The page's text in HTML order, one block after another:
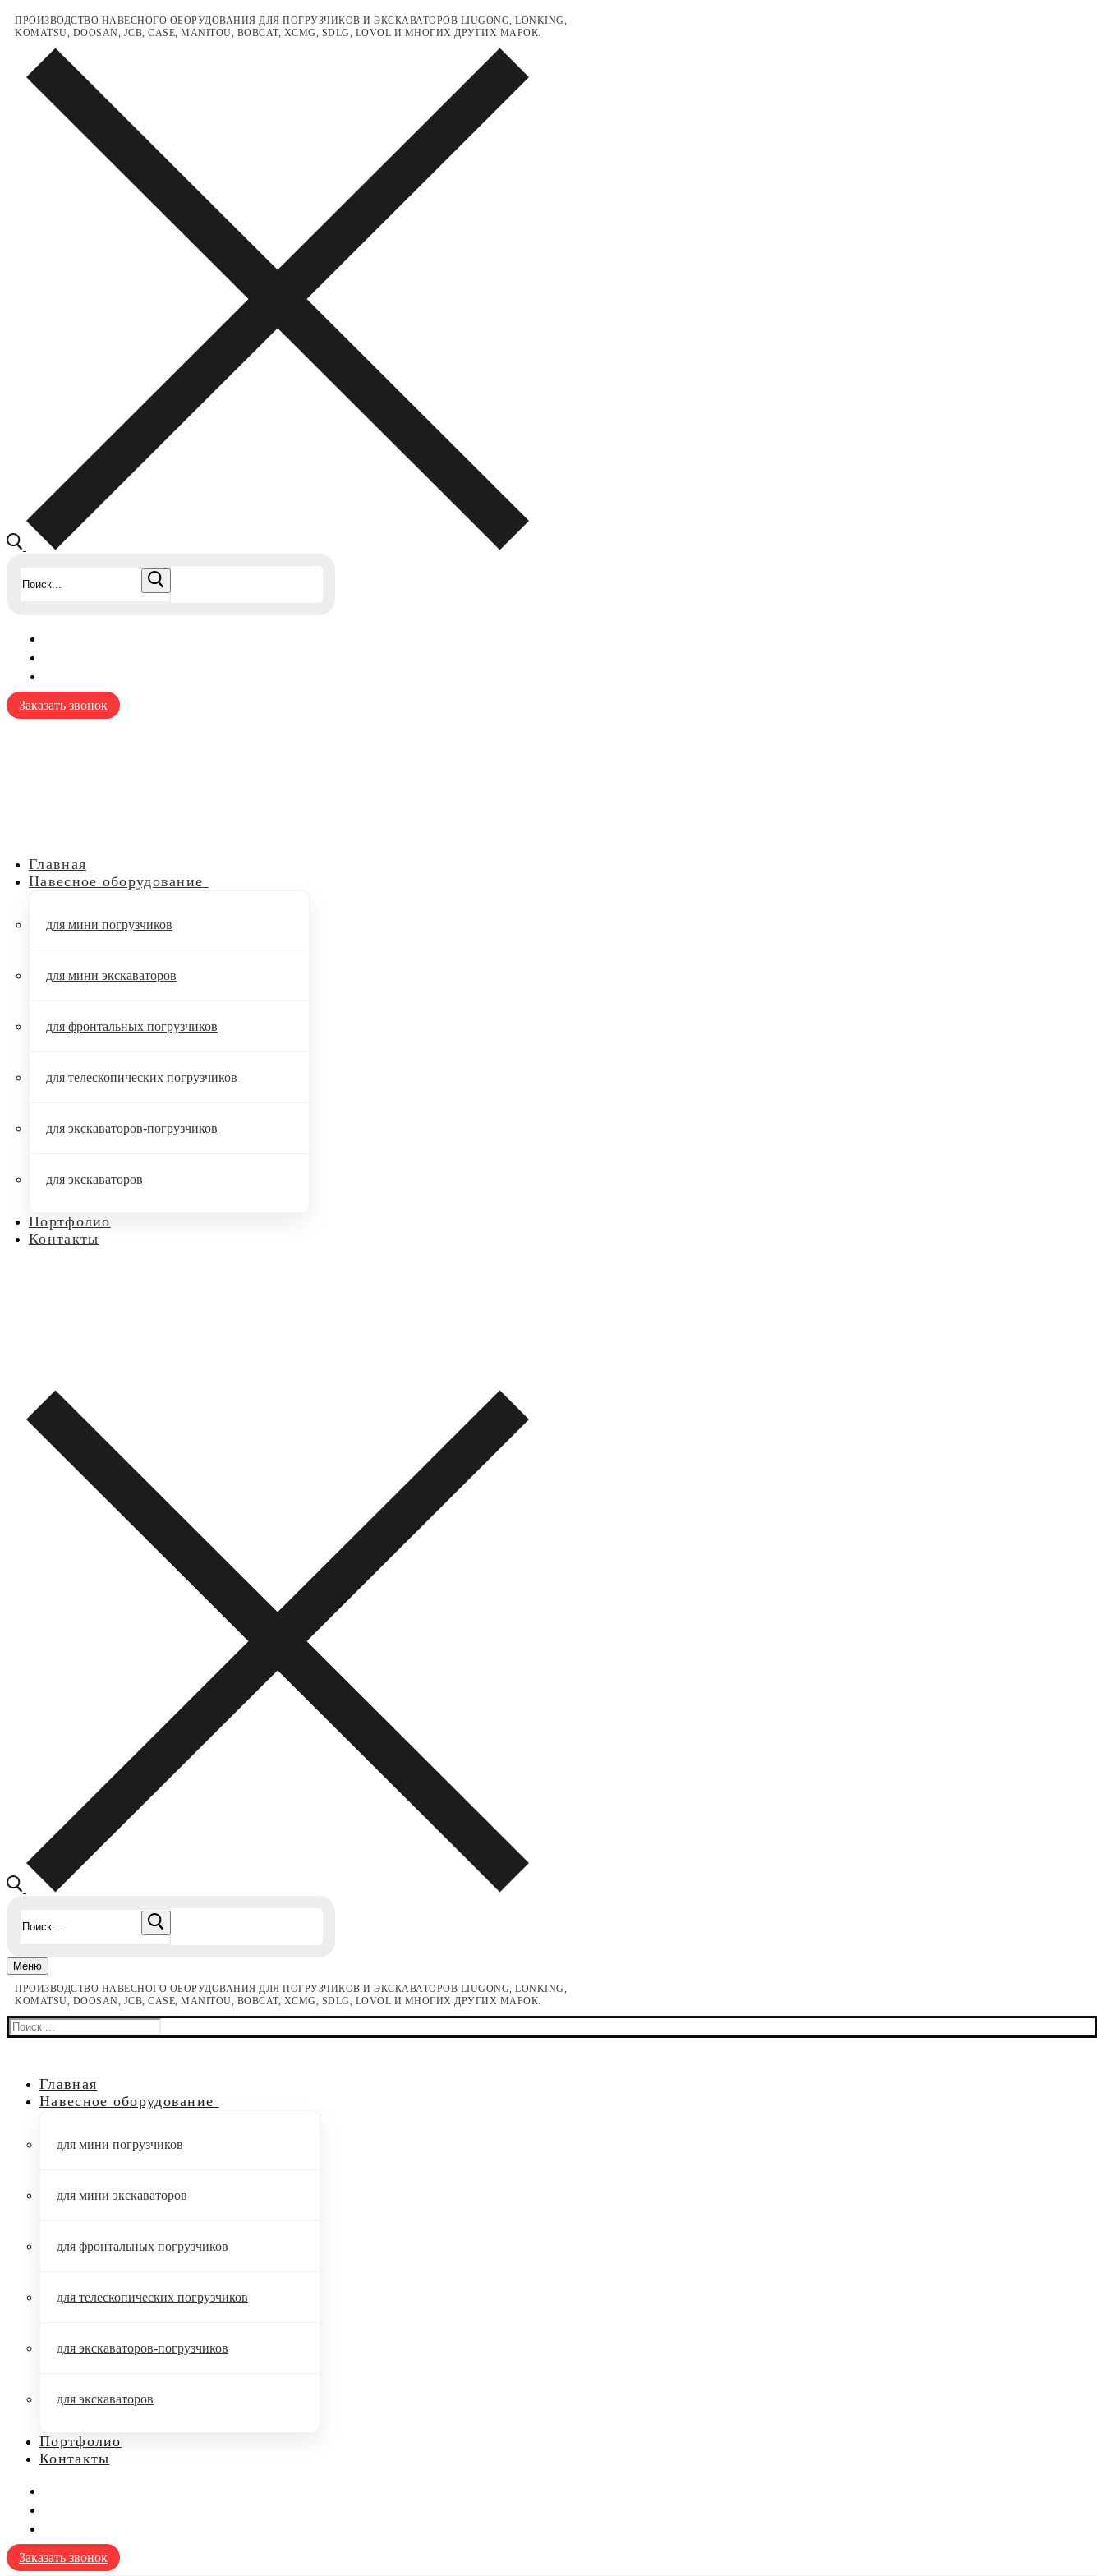
Перейти
содержимому
Меню
Закрыть
ПРОИЗВОДСТВО НАВЕСНОГО ОБОРУДОВАНИЯ ДЛЯ ПОГРУЗЧИКОВ И ЭКСКАВАТОРОВ LIUGONG, LONKING,
KOMATSU, DOOSAN, JCB, CASE, MANITOU, BOBCAT, XCMG, SDLG, LOVOL И МНОГИХ ДРУГИХ МАРОК.
Заказать звонок
Главная
Навесное оборудование
для мини погрузчиков
для мини экскаваторов
для фронтальных погрузчиков
для телескопических погрузчиков
для экскаваторов-погрузчиков
для экскаваторов
Портфолио
Контакты
Меню
ПРОИЗВОДСТВО НАВЕСНОГО ОБОРУДОВАНИЯ ДЛЯ ПОГРУЗЧИКОВ И ЭКСКАВАТОРОВ LIUGONG, LONKING,
KOMATSU, DOOSAN, JCB, CASE, MANITOU, BOBCAT, XCMG, SDLG, LOVOL И МНОГИХ ДРУГИХ МАРОК.
Найти:
Главная
Навесное оборудование
для мини погрузчиков
для мини экскаваторов
для фронтальных погрузчиков
для телескопических погрузчиков
для экскаваторов-погрузчиков
для экскаваторов
Портфолио
Контакты
Заказать звонок